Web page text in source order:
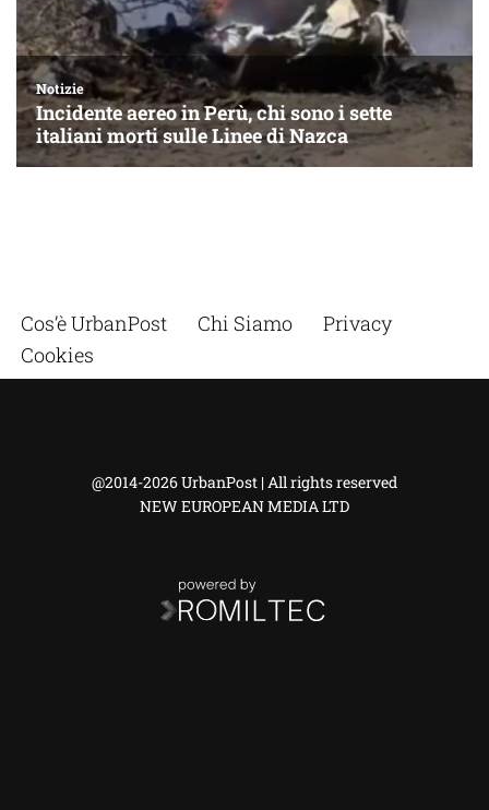
Cos’è UrbanPost Chi Siamo
Privacy
Cookies
@2014-2026 UrbanPost | All rights reserved
NEW EUROPEAN MEDIA LTD